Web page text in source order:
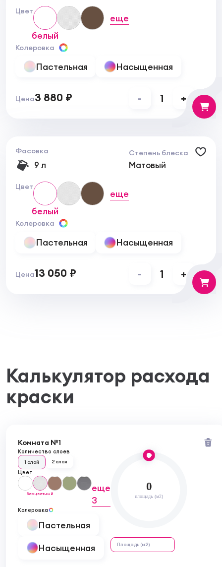
Цвет
белый
еще
Колеровка
Пастельная Насыщенная
Цена3 880 ₽ - 1 +
Фасовка
9 л
Степень блеска
Матовый
Цвет
белый
еще
Колеровка
Пастельная Насыщенная
Цена13 050 ₽ - 1 +
Калькулятор расхода
краски
Комната №1
Количество слоев
1 слой 2 слоя
Цвет
бесцветный
еще
3
Колеровка
Пастельная
Насыщенная
0
площадь (м2)